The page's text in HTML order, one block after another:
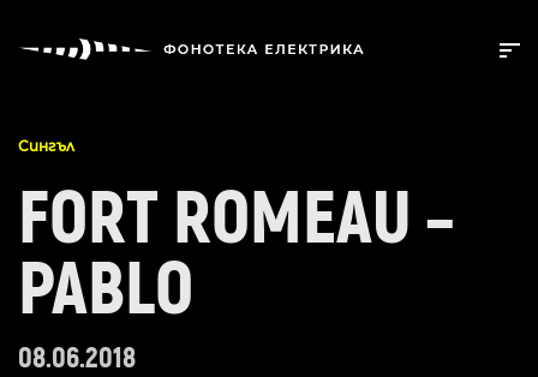
Сингъл
FORT ROMEAU –
PABLO
08.06.2018